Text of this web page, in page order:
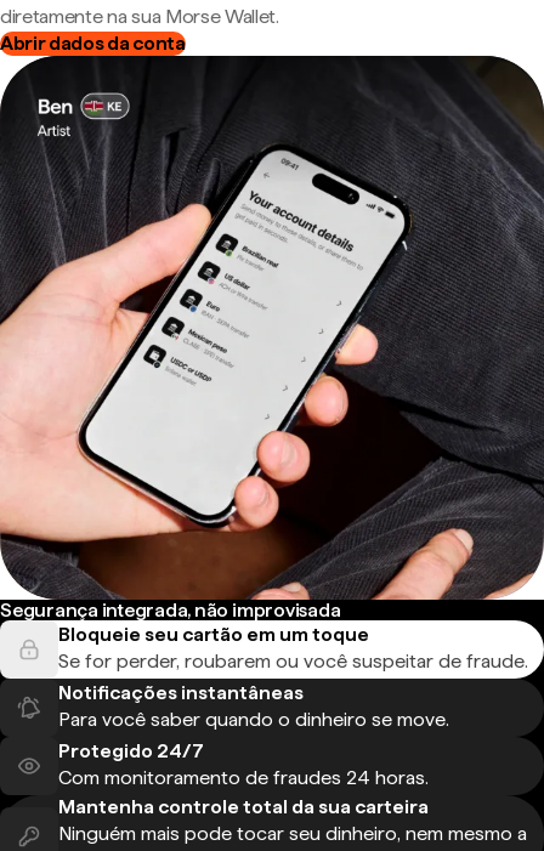
diretamente na sua Morse Wallet.
Abrir dados da conta
Segurança integrada, não improvisada
Bloqueie seu cartão em um toque
Se for perder, roubarem ou você suspeitar de fraude.
Notificações instantâneas
Para você saber quando o dinheiro se move.
Protegido 24/7
Com monitoramento de fraudes 24 horas.
Mantenha controle total da sua carteira
Ninguém mais pode tocar seu dinheiro, nem mesmo a